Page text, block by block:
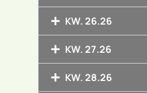
KW. 26.26
KW. 27.26
KW. 28.26